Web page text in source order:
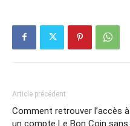
Article précédent
Comment retrouver l’accès à
un compte Le Bon Coin sans